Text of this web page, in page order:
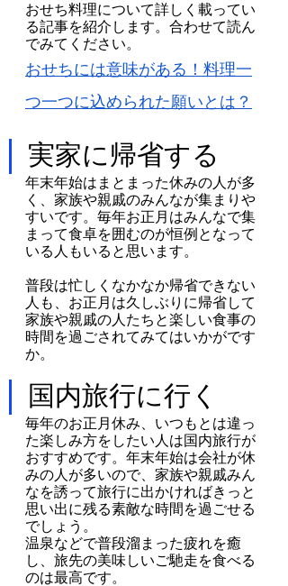
おせち料理について詳しく載ってい
る記事を紹介します。合わせて読ん
でみてください。
おせちには意味がある！料理一
つ一つに込められた願いとは？
実家に帰省する
年末年始はまとまった休みの人が多
く、家族や親戚のみんなが集まりや
すいです。毎年お正月はみんなで集
まって食卓を囲むのが恒例となって
いる人もいると思います。
普段は忙しくなかなか帰省できない
人も、お正月は久しぶりに帰省して
家族や親戚の人たちと楽しい食事の
時間を過ごされてみてはいかがです
か。
国内旅行に行く
毎年のお正月休み、いつもとは違っ
た楽しみ方をしたい人は国内旅行が
おすすめです。年末年始は会社が休
みの人が多いので、家族や親戚みん
なを誘って旅行に出かければきっと
思い出に残る素敵な時間を過ごせる
でしょう。
温泉などで普段溜まった疲れを癒
し、旅先の美味しいご馳走を食べる
のは最高です。